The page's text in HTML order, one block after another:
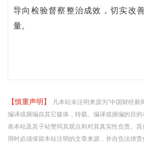
导向检验督察整治成效，切实改
量。
【慎重声明】
凡本站未注明来源为"中国财经新
编译或摘编自其它媒体，转载、编译或摘编的目
表本站及其子站赞同其观点和对其真实性负责。
用时必须保留本站注明的文章来源，并自负法律